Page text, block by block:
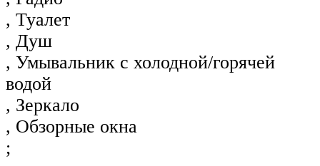
, Туалет
, Душ
, Умывальник с холодной/горячей
водой
, Зеркало
, Обзорные окна
;